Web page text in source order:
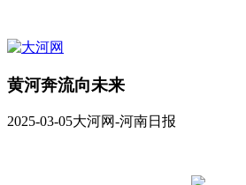
黄河奔流向未来
2025-03-05大河网-河南日报